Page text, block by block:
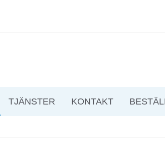
TJÄNSTER KONTAKT